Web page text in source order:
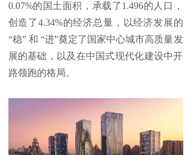
0.07%的国土面积，承载了1.496的人口，
创造了4.34%的经济总量，以经济发展的
“稳” 和 “进”奠定了国家中心城市高质量发
展的基础，以及在中国式现代化建设中开
路领跑的格局。